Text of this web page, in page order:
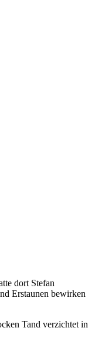
dort Stefan
Erstaunen bewirken
Tand verzichtet in